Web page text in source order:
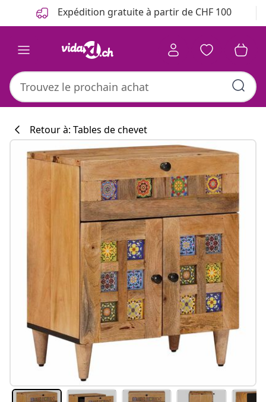
Précédent Expédition gratuite à partir de CHF 100
Retour à: Tables de chevet